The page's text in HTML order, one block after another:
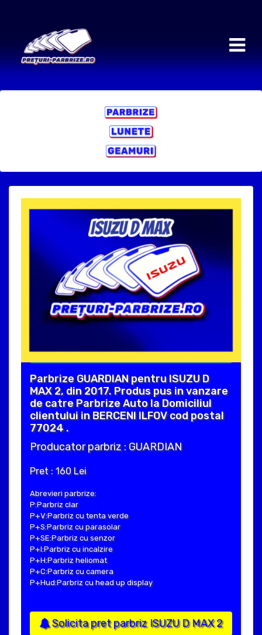
Parbrize GUARDIAN pentru ISUZU D
MAX 2, din 2017. Produs pus in vanzare
de catre Parbrize Auto la Domiciliul
clientului in BERCENI ILFOV cod postal
77024 .
Producator parbriz : GUARDIAN
Pret : 160 Lei
Abrevieri parbrize:
P:Parbriz clar
P+V:Parbriz cu tenta verde
P+S:Parbriz cu parasolar
P+SE:Parbriz cu senzor
P+I:Parbriz cu incalzire
P+H:Parbriz heliomat
P+C:Parbriz cu camera
P+Hud:Parbriz cu head up display
Solicita pret parbriz ISUZU D MAX 2